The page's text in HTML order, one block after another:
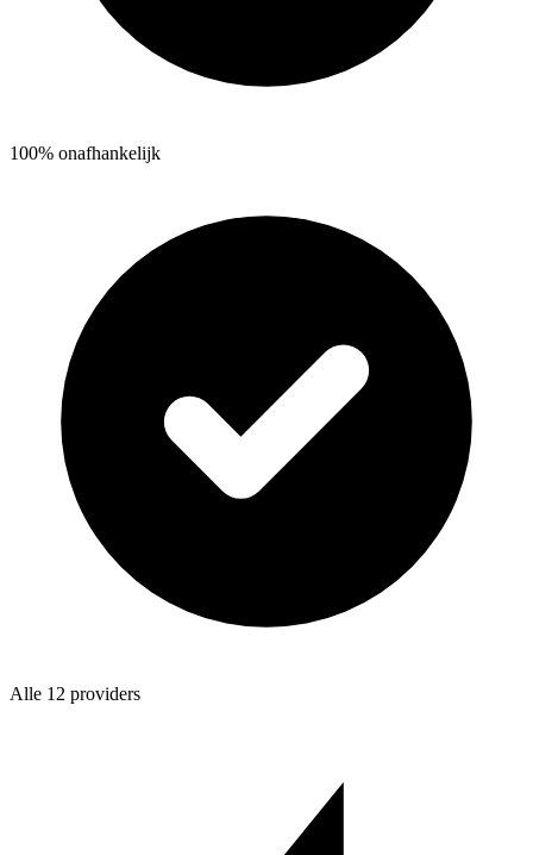
100% onafhankelijk
Alle 12 providers